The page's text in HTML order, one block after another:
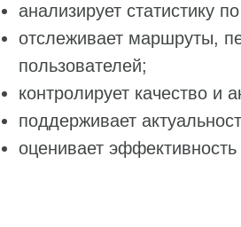
анализирует статистику
отслеживает маршруты,
пользователей;
контролирует качество и
поддерживает
оценивает